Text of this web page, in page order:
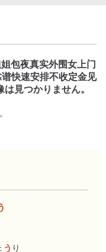
包夜真实外围女上门
快速安排不收定金见
は見つかりません。
う り